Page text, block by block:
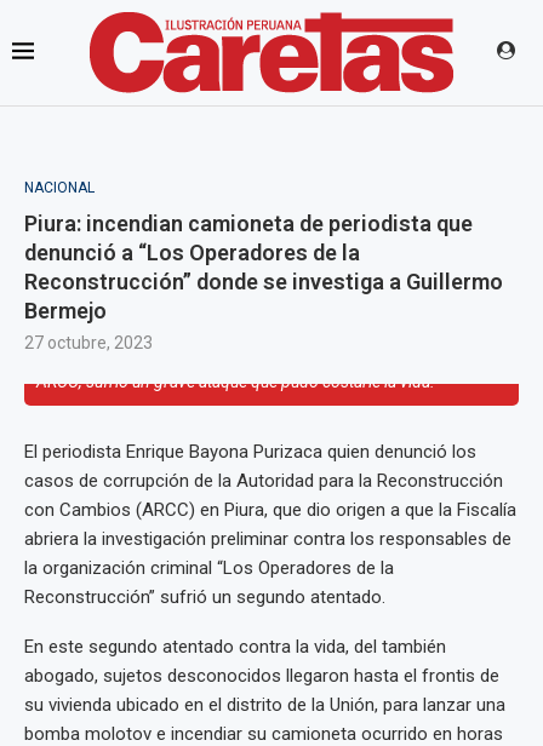
NACIONAL
Piura: incendian camioneta de periodista que
denunció a “Los Operadores de la
Reconstrucción” donde se investiga a Guillermo
Bermejo
27 octubre, 2023
El abogado y periodista propietario de Palmeras TV, Enrique
ARCC, sufrió un grave ataque que pudo costarle la vida.
El periodista Enrique Bayona Purizaca quien denunció los
casos de corrupción de la Autoridad para la Reconstrucción
con Cambios (ARCC) en Piura, que dio origen a que la Fiscalía
abriera la investigación preliminar contra los responsables de
la organización criminal “Los Operadores de la
Reconstrucción” sufrió un segundo atentado.
En este segundo atentado contra la vida, del también
abogado, sujetos desconocidos llegaron hasta el frontis de
su vivienda ubicado en el distrito de la Unión, para lanzar una
bomba molotov e incendiar su camioneta ocurrido en horas